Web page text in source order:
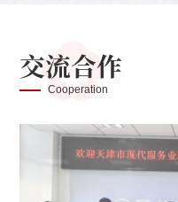
交流合作
Cooperation